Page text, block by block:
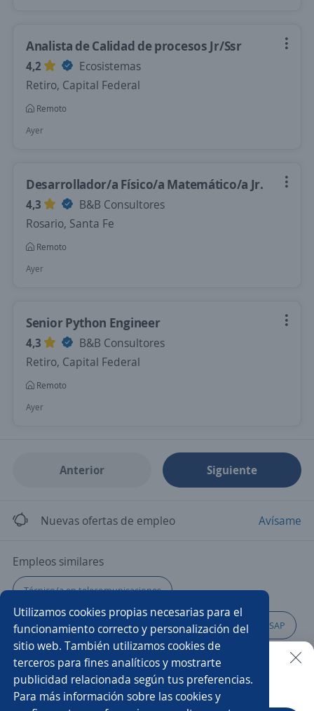
Utilizamos cookies propias necesarias para el
funcionamiento correcto y personalización del
sitio web. También utilizamos cookies de
terceros para fines analíticos y mostrarte
publicidad relacionada según tus preferencias.
Para más información sobre las cookies y
Analista de Calidad de procesos Jr/Ssr
4,2
Ecosistemas
Retiro, Capital Federal
Remoto
Ayer
Desarrollador/a Físico/a Matemático/a Jr.
4,3
B&B Consultores
Rosario, Santa Fe
Remoto
Ayer
Senior Python Engineer
4,3
B&B Consultores
Retiro, Capital Federal
Remoto
Ayer
Anterior Siguiente
Nuevas ofertas de empleo Avísame
Empleos similares
Técnico/a en telecomunicaciones
Ingeniero/a de proyectos Técnico/a Consultor SAP
Consultores SAP Consultor/a Desarrollos
Engineer Desarrollador/a Analista funcional
Buscar es más fácil en la app